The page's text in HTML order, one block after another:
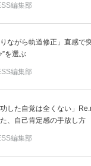
編集部
りながら軌道修正」直感で
”を選ぶ
編集部
功した自覚は全くない」
た、自己肯定感の手放し方
編集部